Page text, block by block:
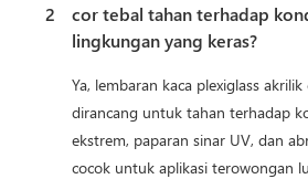
2
cor tebal tahan terhadap
lingkungan yang keras?
Ya, lembaran kaca plexiglass
dirancang untuk tahan terhadap
ekstrem, paparan sinar UV, dan
cocok untuk aplikasi terowongan